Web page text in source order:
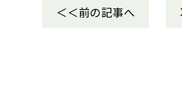
前の記事へ